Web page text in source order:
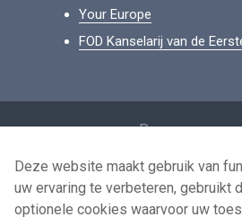
Your Europe
FOD Kanselarij van de
Voorwaarden voor het
Contacteer
Deze website maakt gebruik van
uw ervaring te verbeteren, gebruikt
optionele cookies waarvoor uw